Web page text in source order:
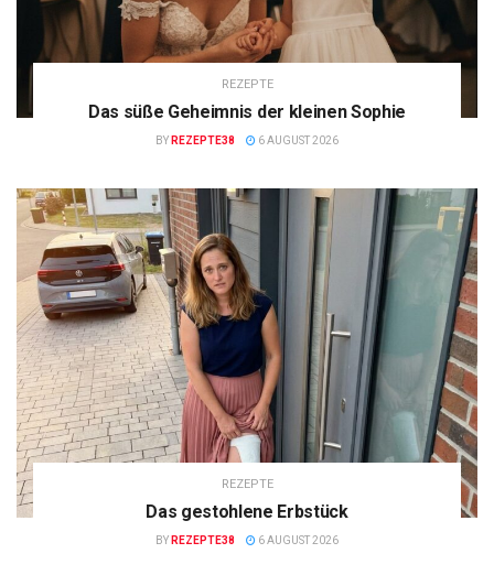
REZEPTE
Das süße Geheimnis der kleinen Sophie
BY REZEPTE38 6 AUGUST 2026
REZEPTE
Das gestohlene Erbstück
BY REZEPTE38 6 AUGUST 2026